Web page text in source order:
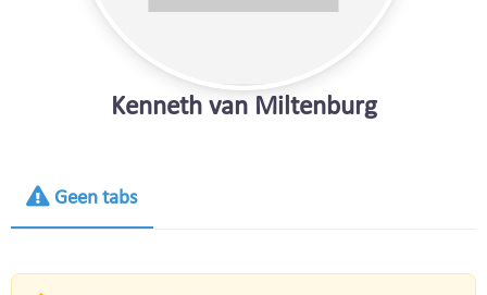
Kenneth van Miltenburg
Geen tabs